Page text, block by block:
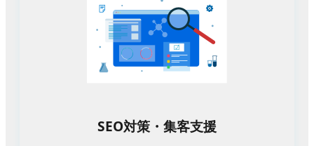
SEO対策・集客支援